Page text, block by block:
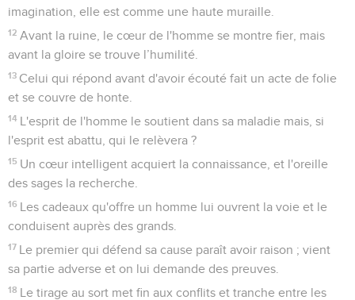
imagination, elle est comme une haute muraille.
12 Avant la ruine, le cœur de l'homme se montre fier, mais
avant la gloire se trouve l’humilité.
13 Celui qui répond avant d'avoir écouté fait un acte de folie
et se couvre de honte.
14 L'esprit de l'homme le soutient dans sa maladie mais, si
l'esprit est abattu, qui le relèvera ?
15 Un cœur intelligent acquiert la connaissance, et l'oreille
des sages la recherche.
16 Les cadeaux qu'offre un homme lui ouvrent la voie et le
conduisent auprès des grands.
17 Le premier qui défend sa cause paraît avoir raison ; vient
sa partie adverse et on lui demande des preuves.
18 Le tirage au sort met fin aux conflits et tranche entre les